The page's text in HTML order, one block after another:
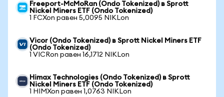
Freeport-McMoRan (Ondo Tokenized) в Sprott
Nickel Miners ETF (Ondo Tokenized)
1 FCXon равен 5,0095 NIKLon
Vicor (Ondo Tokenized) в Sprott Nickel Miners ETF
(Ondo Tokenized)
1 VICRon равен 16,1712 NIKLon
Himax Technologies (Ondo Tokenized) в Sprott
Nickel Miners ETF (Ondo Tokenized)
1 HIMXon равен 1,0763 NIKLon